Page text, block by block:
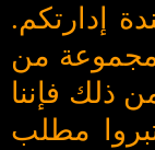
إدارتكم.
من
ذلك فإننا
مطلب